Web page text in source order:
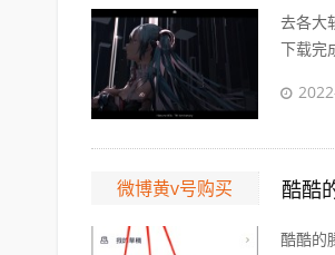
去各大
下载完
微博黄v号购买 酷酷
酷酷的